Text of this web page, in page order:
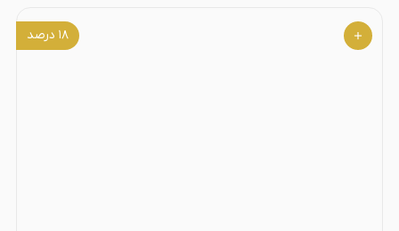
۱۸ درصد